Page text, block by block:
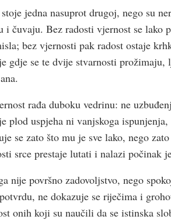
jedna nasuprot drugoj, nego su
i čuvaju. Bez radosti vjernost se lako
bez vjernosti pak radost ostaje
gdje se te dvije stvarnosti
rađa duboku vedrinu: ne
plod uspjeha ni vanjskoga
se zato što mu je sve lako, nego
srce prestaje lutati i nalazi počinak
nije površno zadovoljstvo, nego
ne dokazuje se riječima i
onih koji su naučili da se istinska